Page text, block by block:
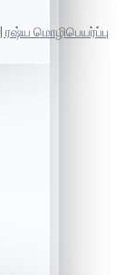
ரஷ்ய மொழிபெயர்ப்பு